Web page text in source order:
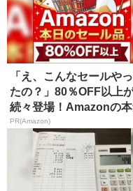
「え、こんなセールや
たの？」80％OFF以上
続々登場！Amazonの
が...
PR(Amazon)